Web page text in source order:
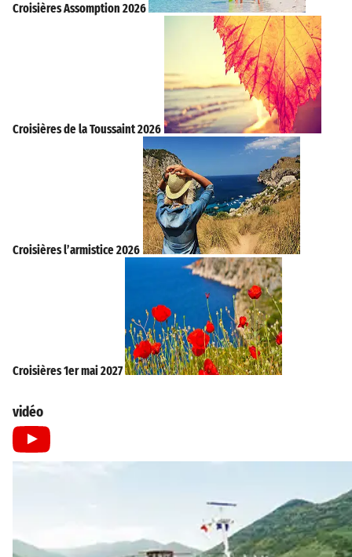
Croisières Assomption 2026
Croisières de la Toussaint 2026
Croisières l’armistice 2026
Croisières 1er mai 2027
vidéo